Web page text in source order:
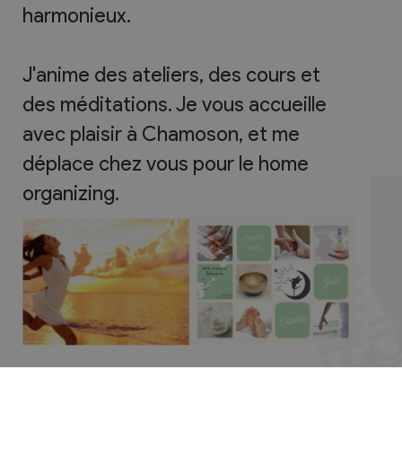
harmonieux.
J'anime des ateliers, des cours et
des méditations. Je vous accueille
avec plaisir à Chamoson, et me
déplace chez vous pour le home
organizing.